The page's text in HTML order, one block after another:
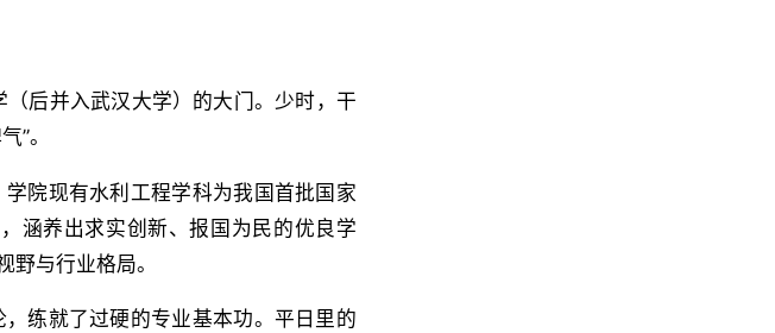
后并入武汉大学）的大门。少时，干
”。
院现有水利工程学科为我国首批国家
涵养出求实创新、报国为民的优良学
与行业格局。
练就了过硬的专业基本功。平日里的